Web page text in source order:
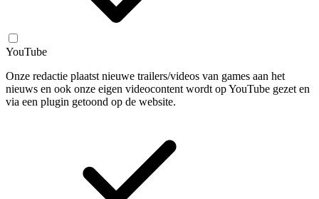
YouTube
Onze redactie plaatst nieuwe trailers/videos van games aan het
nieuws en ook onze eigen videocontent wordt op YouTube gezet en
via een plugin getoond op de website.